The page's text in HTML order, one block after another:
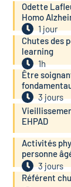
Odette
Homo
1 jour
Chutes des
learning
1h
Être
3 jours
EHPAD
Activités
personne
3 jours
Référent